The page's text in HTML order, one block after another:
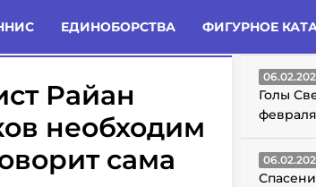
ЕДИНОБОРСТВА ФИГУРНОЕ
Новости
Райан
необходим
сама
ГОЛЫ
Голы
февраля